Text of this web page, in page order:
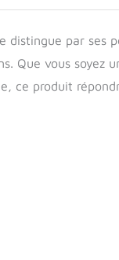
distingue par ses
Que vous soyez
ce produit